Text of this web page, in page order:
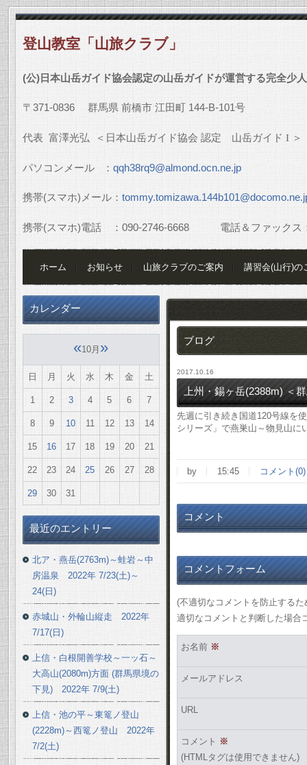
登山教室「山旅クラブ」
(公)日本山岳ガイド協会認定の山岳ガイドが運営する完全少
〒 371-0836 群馬県 前橋市 江田町 144-B-101号
代表 富澤光弘 ＜日本山岳ガイド協会 認定 山岳ガイド I ＞
パソコンメール ： qqh38rq9@almond.ocn.ne.jp
携帯(スマホ)メール：
携帯(スマホ)電話 ： 090-2746-6668電話＆ファックス
ホーム お知らせ 山旅クラブのご案内 講習会(山行)の
ブログ
2017.10.16
上州・錫ヶ岳(2388m) ＜
先週に引き続き国道120号線を
シリーズ」で燕巣山～物見山に
by 15:45 コメント(0)
コメント
コメントフォーム
(不適切なコメントを防止する
適切なコメントと判断した場合
お名前 ※
メールアドレス
URL
コメント ※
(HTMLタグは使用できません)
カレンダー
«10月 »
日 月 火 水 木 金 土
1 2 3 4 5 6 7
8 9 10 11 12 13 14
15 16 17 18 19 20 21
22 23 24 25 26 27 28
29 30 31
最近のエントリー
北ア・燕岳(2763m)～蛙岩～中
房温泉 2022年 7/23(土)～
24(日)
赤城山・外輪山縦走 2022年
7/17(日)
上信・白根開善学校～一ッ石～
大高山(2080m)方面 (群馬県境の
下見) 2022年 7/9(土)
上信・池の平～東篭ノ登山
(2228m)～西篭ノ登山 2022年
7/2(土)